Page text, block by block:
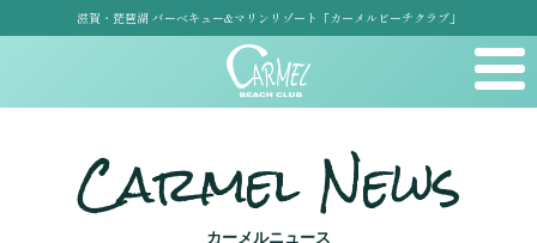
滋賀・琵琶湖 バーベキュー&マリンリゾート「カーメルビーチクラブ」
Carmel News
カーメルニュース